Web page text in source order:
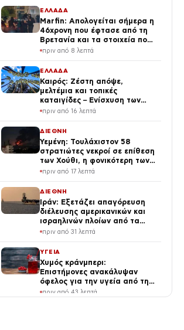
ΕΛΛΑΔΑ
Marfin: Απολογείται σήμερα η
46χρονη που έφτασε από τη
Βρετανία και τα στοιχεία που
την εμπλέκουν
πριν από 8 λεπτά
ΕΛΛΑΔΑ
Καιρός: Ζέστη απόψε,
μελτέμια και τοπικές
καταιγίδες – Ενίσχυση των
μελτεμιών το Σαββατοκύριακο
πριν από 16 λεπτά
ΔΙΕΘΝΗ
Υεμένη: Τουλάχιστον 58
στρατιώτες νεκροί σε επίθεση
των Χούθι, η φονικότερη των
τελευταίων τεσσάρων ετών
πριν από 17 λεπτά
ΔΙΕΘΝΗ
Ιράν: Εξετάζει απαγόρευση
διέλευσης αμερικανικών και
ισραηλινών πλοίων από τα
Στενά του Ορμούζ
πριν από 31 λεπτά
ΥΓΕΙΑ
Χυμός κράνμπερι:
Επιστήμονες ανακάλυψαν
όφελος για την υγεία από την
κατανάλωσή του
πριν από 43 λεπτά